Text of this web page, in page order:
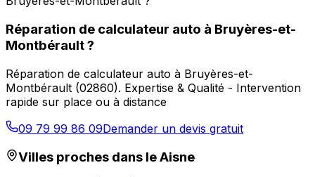
Réparation de calculateur auto à Bruyères-et-
Montbérault?
Réparation de calculateur auto à Bruyères-et-
Montbérault (02860). Expertise & Qualité - Intervention
rapide sur place ou à distance
09 79 99 86 09Demander un devis gratuit
Villes proches dans leAisne